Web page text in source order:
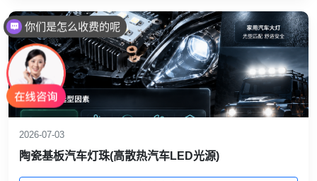
2026-07-03
陶瓷基板汽车灯珠(高散热汽车LED光源)
你们是怎么收费的呢